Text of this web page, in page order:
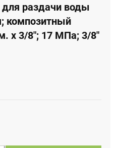
раздачи воды
композитный
х 3/8"; 17 МПа; 3/8"